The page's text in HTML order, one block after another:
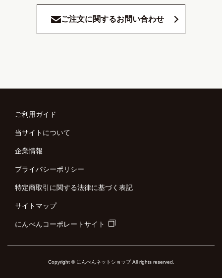
ご注文に関するお問い合わせ
ご利用ガイド
当サイトについて
企業情報
プライバシーポリシー
特定商取引に関する法律に基づく表記
サイトマップ
にんべんコーポレートサイト
Copyright © にんべんネットショップ All rights reserved.